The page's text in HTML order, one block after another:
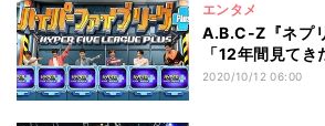
エンタメ
A.B.C-Z『ネプ
「12年間見て
す!」
2020/10/12 06:00